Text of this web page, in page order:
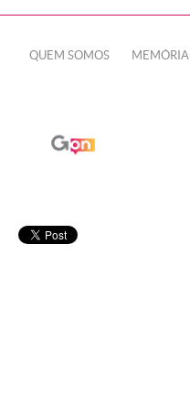
QUEM SOMOS MEMÓRIA